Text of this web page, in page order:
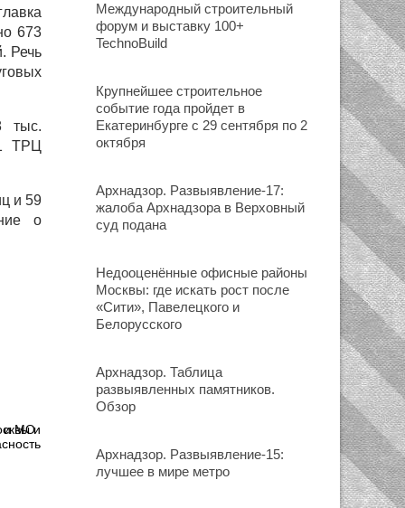
673
Речь
тыс.
ТРЦ
и 59
о
и
Международный строительный
форум и выставку 100+
TechnoBuild
Крупнейшее строительное
событие года пройдет в
Екатеринбурге с 29 сентября по 2
октября
Архнадзор. Развыявление-17:
жалоба Архнадзора в Верховный
суд подана
Недооценённые офисные районы
Москвы: где искать рост после
«Сити», Павелецкого и
Белорусского
Архнадзор. Таблица
развыявленных памятников.
Обзор
Архнадзор. Развыявление-15:
лучшее в мире метро